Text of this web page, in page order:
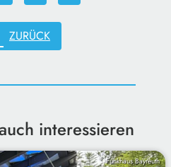
ZURÜCK
interessieren
Funkhaus Bayreuth